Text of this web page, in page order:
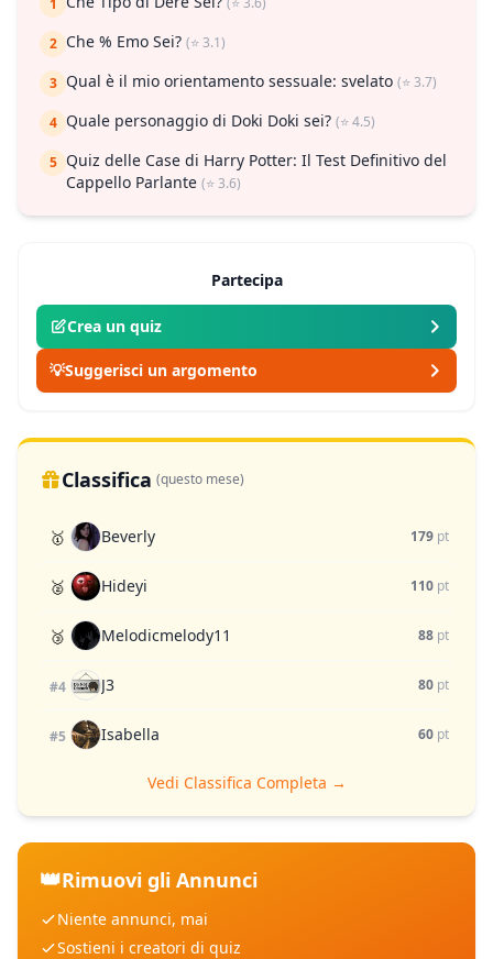
2 Che % Emo Sei? (⭐ 3.1)
3 Qual è il mio orientamento sessuale: svelato (⭐ 3.7)
4 Quale personaggio di Doki Doki sei? (⭐ 4.5)
5 Quiz delle Case di Harry Potter: Il Test Definitivo del
Cappello Parlante (⭐ 3.6)
Partecipa
Crea un quiz
💡Suggerisci un argomento
Classifica (questo mese)
🥇 Beverly 179 pt
🥈 Hideyi 110 pt
🥉 Melodicmelody11 88 pt
#4 J3 80 pt
#5 Isabella 60 pt
Vedi Classifica Completa →
👑Rimuovi gli Annunci
Niente annunci, mai
Sostieni i creatori di quiz